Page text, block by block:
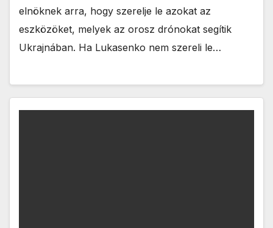
elnöknek arra, hogy szerelje le azokat az
eszközöket, melyek az orosz drónokat segítik
Ukrajnában. Ha Lukasenko nem szereli le…